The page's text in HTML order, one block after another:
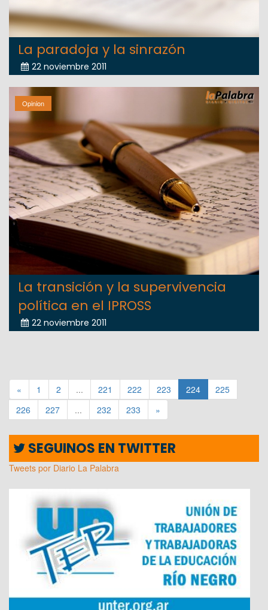
La paradoja y la sinrazón
22 noviembre 2011
Opinion
La transición y la supervivencia
política en el IPROSS
22 noviembre 2011
« 1 2 ... 221 222 223 224
225
226
227 ... 232 233 »
SEGUINOS EN TWITTER
Tweets por Diario La Palabra